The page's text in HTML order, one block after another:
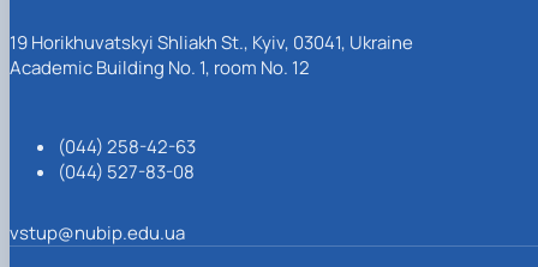
19 Horikhuvatskyi Shliakh St., Kyiv, 03041, Ukraine
Academic Building No. 1, room No. 12
(044) 258-42-63
(044) 527-83-08
vstup@nubip.edu.ua